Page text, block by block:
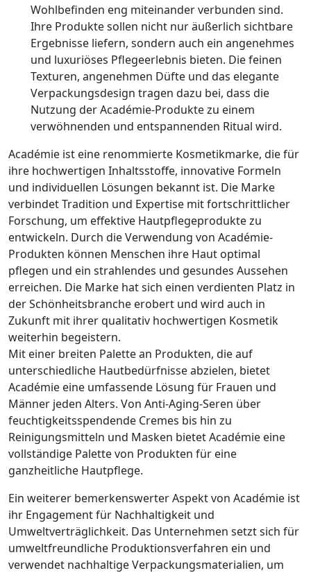
Wohlbefinden eng miteinander verbunden sind.
Ihre Produkte sollen nicht nur äußerlich sichtbare
Ergebnisse liefern, sondern auch ein angenehmes
und luxuriöses Pflegeerlebnis bieten. Die feinen
Texturen, angenehmen Düfte und das elegante
Verpackungsdesign tragen dazu bei, dass die
Nutzung der Académie-Produkte zu einem
verwöhnenden und entspannenden Ritual wird.
Académie ist eine renommierte Kosmetikmarke, die für
ihre hochwertigen Inhaltsstoffe, innovative Formeln
und individuellen Lösungen bekannt ist. Die Marke
verbindet Tradition und Expertise mit fortschrittlicher
Forschung, um effektive Hautpflegeprodukte zu
entwickeln. Durch die Verwendung von Académie-
Produkten können Menschen ihre Haut optimal
pflegen und ein strahlendes und gesundes Aussehen
erreichen. Die Marke hat sich einen verdienten Platz in
der Schönheitsbranche erobert und wird auch in
Zukunft mit ihrer qualitativ hochwertigen Kosmetik
weiterhin begeistern.
Mit einer breiten Palette an Produkten, die auf
unterschiedliche Hautbedürfnisse abzielen, bietet
Académie eine umfassende Lösung für Frauen und
Männer jeden Alters. Von Anti-Aging-Seren über
feuchtigkeitsspendende Cremes bis hin zu
Reinigungsmitteln und Masken bietet Académie eine
vollständige Palette von Produkten für eine
ganzheitliche Hautpflege.
Ein weiterer bemerkenswerter Aspekt von Académie ist
ihr Engagement für Nachhaltigkeit und
Umweltverträglichkeit. Das Unternehmen setzt sich für
umweltfreundliche Produktionsverfahren ein und
verwendet nachhaltige Verpackungsmaterialien, um